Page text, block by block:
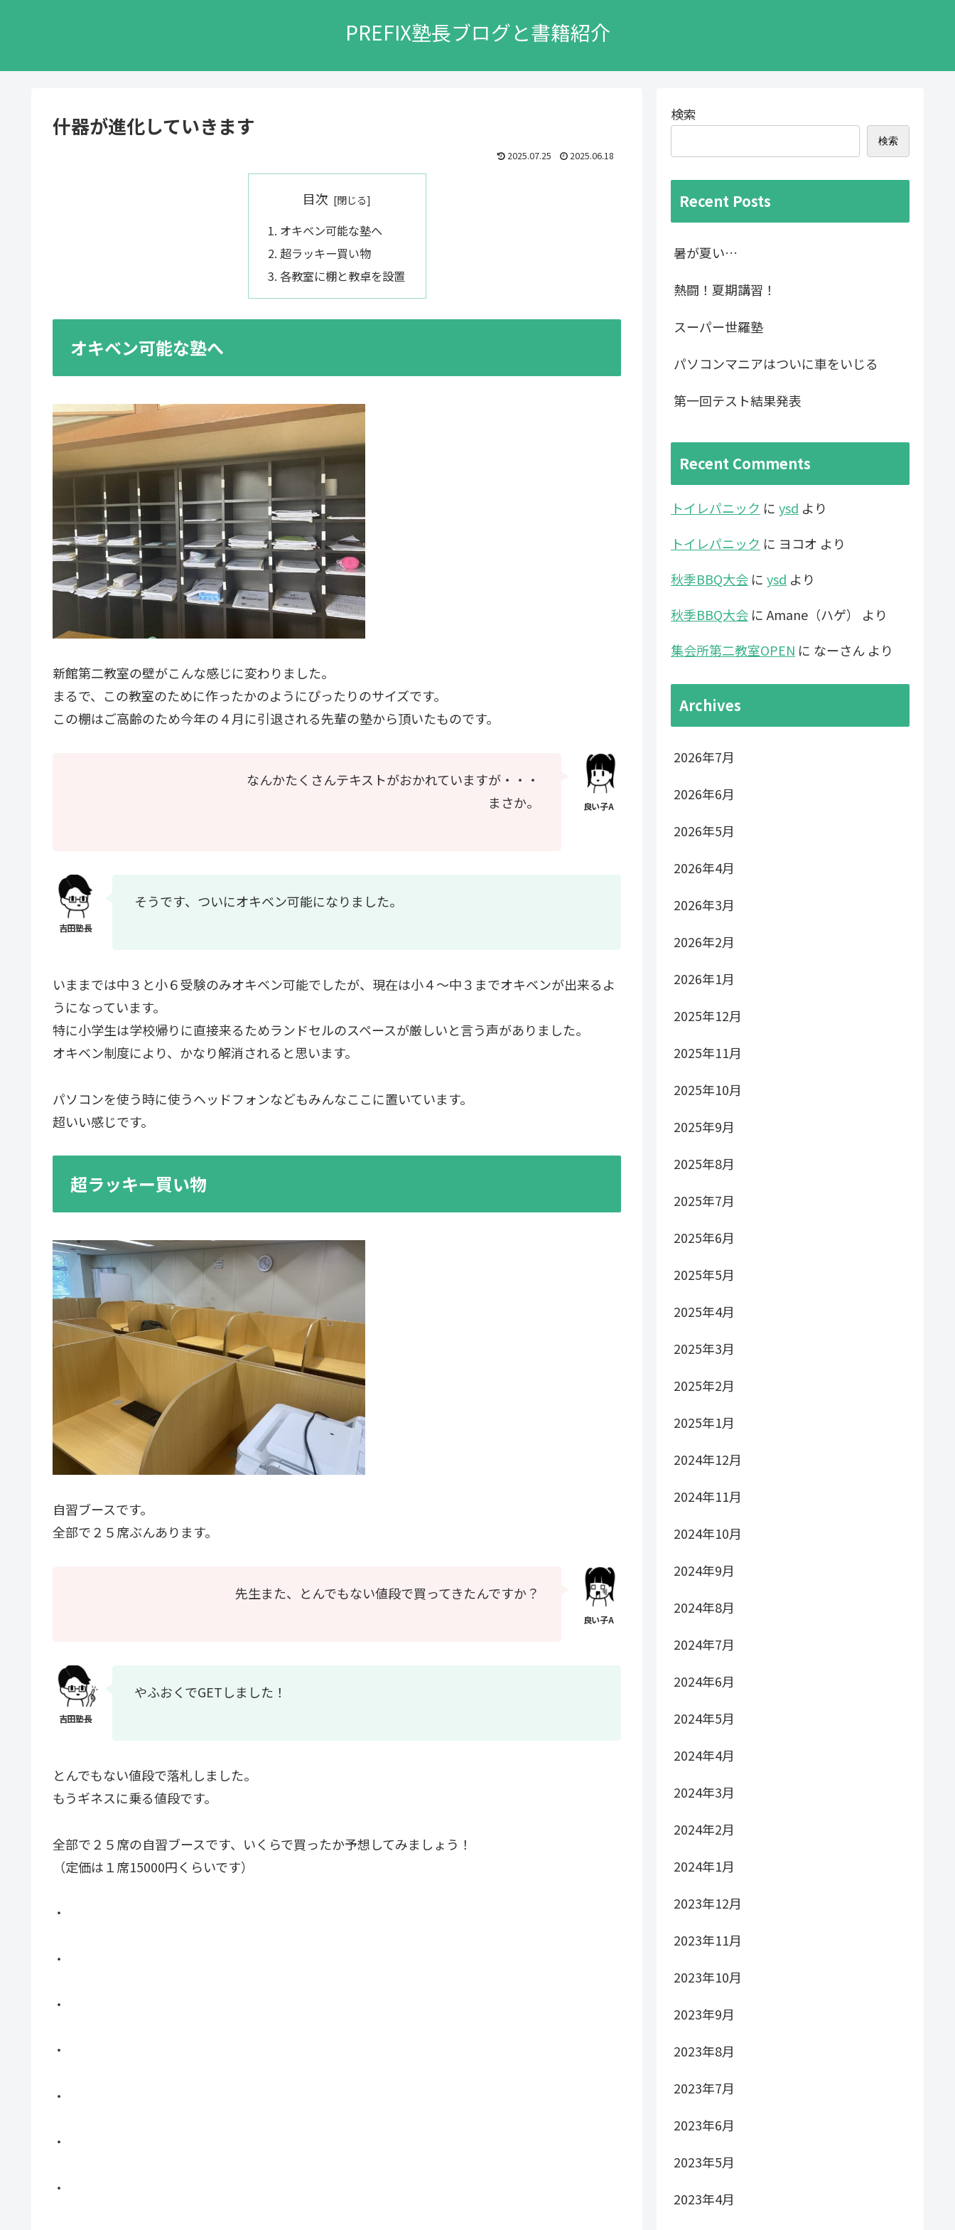
PREFIX塾長ブログと書籍紹介
什器が進化していきます
2025.07.25 2025.06.18
目次
オキベン可能な塾へ
超ラッキー買い物
各教室に棚と教卓を設置
オキベン可能な塾へ
新館第二教室の壁がこんな感じに変わりました。
まるで、この教室のために作ったかのようにぴったりのサイズです。
この棚はご高齢のため今年の４月に引退される先輩の塾から頂いたものです。
なんかたくさんテキストがおかれていますが・・・
まさか。
そうです、ついにオキベン可能になりました。
いままでは中３と小６受験のみオキベン可能でしたが、現在は小４～中３までオキベンが出来るよ
うになっています。
特に小学生は学校帰りに直接来るためランドセルのスペースが厳しいと言う声がありました。
オキベン制度により、かなり解消されると思います。
パソコンを使う時に使うヘッドフォンなどもみんなここに置いています。
超いい感じです。
超ラッキー買い物
自習ブースです。
全部で２５席ぶんあります。
先生また、とんでもない値段で買ってきたんですか？
やふおくでGETしました！
とんでもない値段で落札しました。
もうギネスに乗る値段です。
全部で２５席の自習ブースです、いくらで買ったか予想してみましょう！
（定価は１席15000円くらいです）
・
・
・
・
・
・
・
検索
検索
Recent Posts
暑が夏い…
熱闘！夏期講習！
スーパー世羅塾
パソコンマニアはついに車をいじる
第一回テスト結果発表
Recent Comments
トイレパニック に ysd より
トイレパニック に ヨコオ より
秋季BBQ大会 に ysd より
秋季BBQ大会 に Amane（ハゲ）
より
集会所第二教室OPEN に なーさん より
Archives
2026年7月
2026年6月
2026年5月
2026年4月
2026年3月
2026年2月
2026年1月
2025年12月
2025年11月
2025年10月
2025年9月
2025年8月
2025年7月
2025年6月
2025年5月
2025年4月
2025年3月
2025年2月
2025年1月
2024年12月
2024年11月
2024年10月
2024年9月
2024年8月
2024年7月
2024年6月
2024年5月
2024年4月
2024年3月
2024年2月
2024年1月
2023年12月
2023年11月
2023年10月
2023年9月
2023年8月
2023年7月
2023年6月
2023年5月
2023年4月